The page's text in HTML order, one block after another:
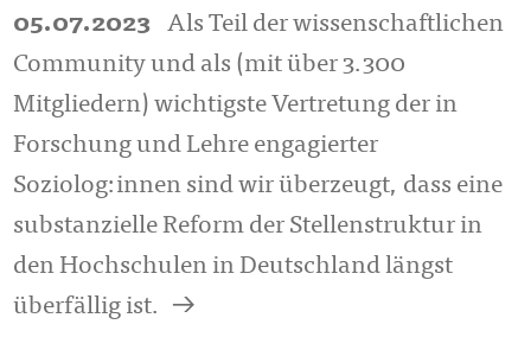
05.07.2023
Als Teil der wissenschaftlichen
Community und als (mit über 3.300
Mitgliedern) wichtigste Vertretung der in
Forschung und Lehre engagierter
Soziolog:innen sind wir überzeugt, dass eine
substanzielle Reform der Stellenstruktur in
den Hochschulen in Deutschland längst
überfällig ist.
a